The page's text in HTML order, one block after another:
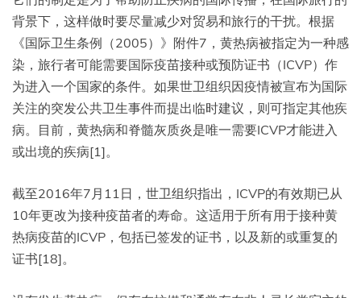
背景下，这样做时要尽量减少对贸易和旅行的干扰。根据
《国际卫生条例（2005）》附件7，黄热病被指定为一种感
染，旅行者可能需要国际疫苗接种或预防证书（ICVP）作
为进入一个国家的条件。如果世卫组织因疫情被宣布为国际
关注的突发公共卫生事件而提出临时建议，则可指定其他疾
病。目前，黄热病和脊髓灰质炎是唯一需要ICVP才能进入
或出境的疾病[1]。
截至2016年7月11日，世卫组织指出，ICVP的有效期已从
10年更改为接种疫苗者的寿命。这适用于所有用于接种黄
热病疫苗的ICVP，包括已签发的证书，以及新的或重复的
证书[18]。